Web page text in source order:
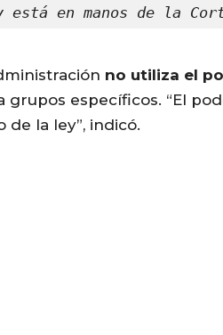
está en manos de la
no utiliza el
grupos específicos. “El
la ley”, indicó.